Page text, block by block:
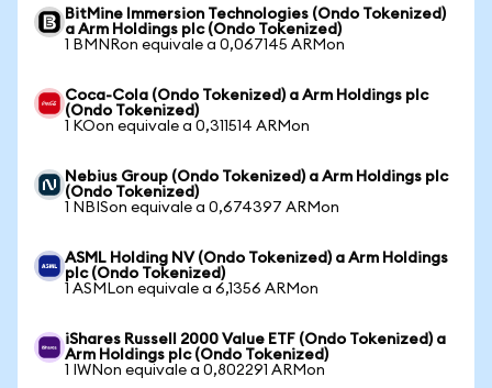
BitMine Immersion Technologies (Ondo Tokenized)
a Arm Holdings plc (Ondo Tokenized)
1 BMNRon equivale a 0,067145 ARMon
Coca-Cola (Ondo Tokenized) a Arm Holdings plc
(Ondo Tokenized)
1 KOon equivale a 0,311514 ARMon
Nebius Group (Ondo Tokenized) a Arm Holdings plc
(Ondo Tokenized)
1 NBISon equivale a 0,674397 ARMon
ASML Holding NV (Ondo Tokenized) a Arm Holdings
plc (Ondo Tokenized)
1 ASMLon equivale a 6,1356 ARMon
iShares Russell 2000 Value ETF (Ondo Tokenized) a
Arm Holdings plc (Ondo Tokenized)
1 IWNon equivale a 0,802291 ARMon